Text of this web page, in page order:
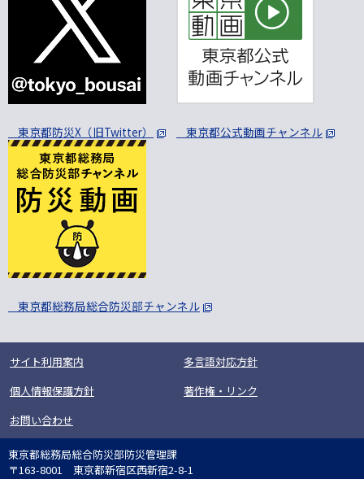
東京都防災X（旧Twitter） 東京都公式動画チャンネル
東京都総務局総合防災部チャンネル
サイト利用案内
多言語対応方針
個人情報保護方針
著作権・リンク
お問い合わせ
東京都総務局総合防災部防災管理課
〒163-8001 東京都新宿区西新宿2-8-1